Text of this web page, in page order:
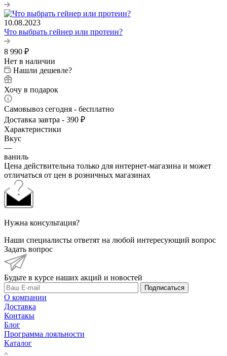
10.08.2023
Что выбрать гейнер или протеин?
8 990 ₽
Нет в наличии
Нашли дешевле?
Хочу в подарок
Самовывоз сегодня - бесплатно
Доставка завтра - 390 ₽
Характеристики
Вкус
—
ваниль
Цена действительна только для интернет-магазина и может
отличаться от цен в розничных магазинах
Нужна консультация?
Наши специалисты ответят на любой интересующий вопрос
Задать вопрос
Будьте в курсе наших акций и новостей
Подписаться
О компании
Доставка
Контакы
Блог
Программа лояльности
Каталог